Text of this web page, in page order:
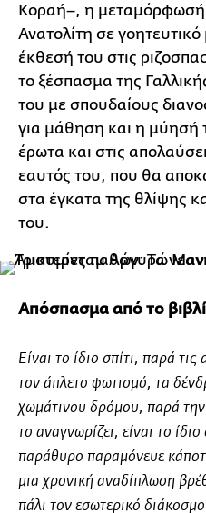
Κοραή–, η µεταµόρφωσή
Ανατολίτη σε
έκθεσή του στις
το ξέσπασµα της
του µε σπουδαίους
για µάθηση και η µύησή
έρωτα και στις
εαυτός του, που θα
στα έγκατα της θλίψης
του.
Απόσπασμα από το
Είναι το ίδιο σπίτι, παρά
τον άπλετο φωτισµό, τα
χωµάτινου δρόµου, παρά
το αναγνωρίζει, είναι το
παράθυρο παραµόνευε
µια χρονική αναδίπλωση
πάλι τον εσωτερικό